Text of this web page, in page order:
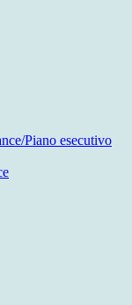
Piano esecutivo